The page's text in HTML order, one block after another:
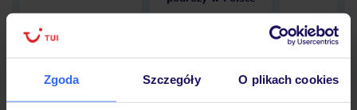
Zgoda Szczegóły O plikach cookies
Hotel